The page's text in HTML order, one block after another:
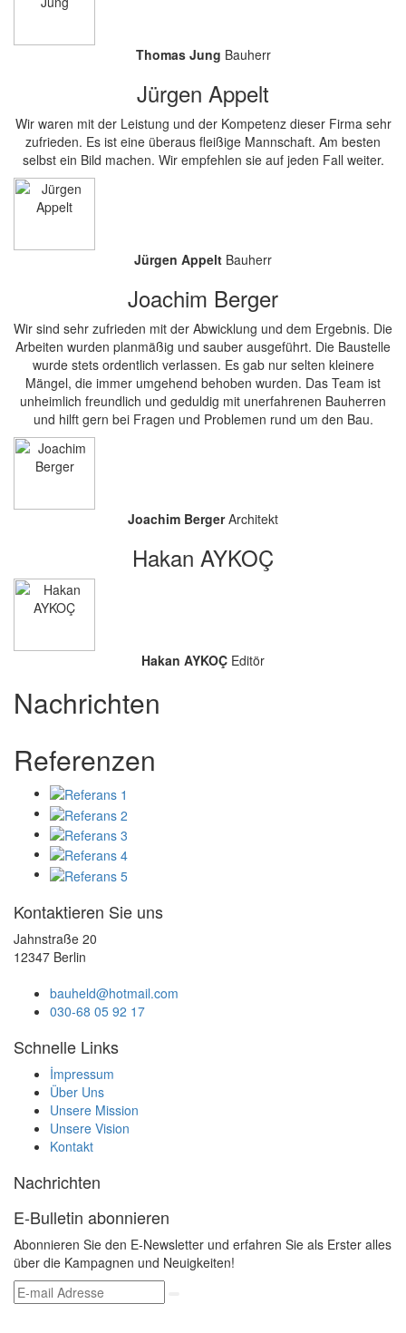
Thomas Jung Bauherr
Jürgen Appelt
Wir waren mit der Leistung und der Kompetenz dieser Firma sehr
zufrieden. Es ist eine überaus fleißige Mannschaft. Am besten
selbst ein Bild machen. Wir empfehlen sie auf jeden Fall weiter.
Jürgen Appelt Bauherr
Joachim Berger
Wir sind sehr zufrieden mit der Abwicklung und dem Ergebnis. Die
Arbeiten wurden planmäßig und sauber ausgeführt. Die Baustelle
wurde stets ordentlich verlassen. Es gab nur selten kleinere
Mängel, die immer umgehend behoben wurden. Das Team ist
unheimlich freundlich und geduldig mit unerfahrenen Bauherren
und hilft gern bei Fragen und Problemen rund um den Bau.
Joachim Berger Architekt
Hakan AYKOÇ
Hakan AYKOÇ Editör
Nachrichten
Referenzen
Kontaktieren Sie uns
Jahnstraße 20
12347 Berlin
bauheld@hotmail.com
030-68 05 92 17
Schnelle Links
İmpressum
Über Uns
Unsere Mission
Unsere Vision
Kontakt
Nachrichten
E-Bulletin abonnieren
Abonnieren Sie den E-Newsletter und erfahren Sie als Erster alles
über die Kampagnen und Neuigkeiten!